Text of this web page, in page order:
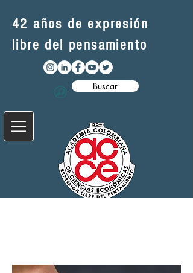
42 años de expresión
libre del pensamiento
Buscar